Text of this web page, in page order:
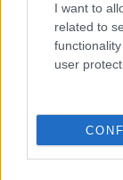
I want to
related to
user
A